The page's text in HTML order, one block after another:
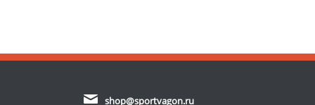
shop@sportvagon.ru